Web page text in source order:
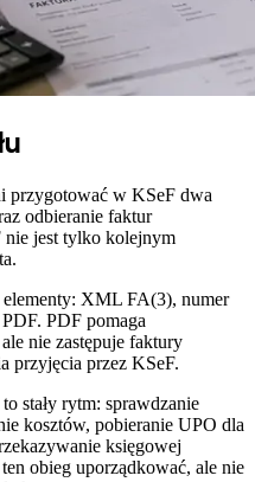
przygotować w KSeF dwa
odbieranie faktur
jest tylko kolejnym
elementy: XML FA(3), numer
PDF pomaga
nie zastępuje faktury
przyjęcia przez KSeF.
stały rytm: sprawdzanie
kosztów, pobieranie UPO dla
księgowej
obieg uporządkować, ale nie